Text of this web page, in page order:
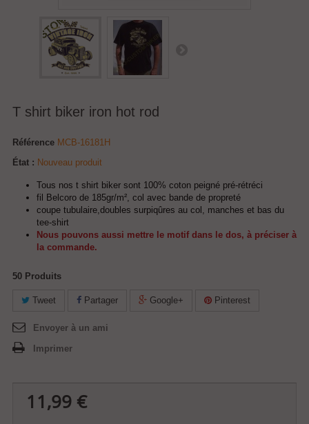
T shirt biker iron hot rod
Référence MCB-16181H
État : Nouveau produit
Tous nos t shirt biker sont 100% coton peigné pré-rétréci
fil Belcoro de 185gr/m², col avec bande de propreté
coupe tubulaire,doubles surpiqûres au col, manches et bas du
tee-shirt
Nous pouvons aussi mettre le motif dans le dos, à préciser à
la commande.
50 Produits
Tweet Partager Google+ Pinterest
Envoyer à un ami
Imprimer
11,99 €